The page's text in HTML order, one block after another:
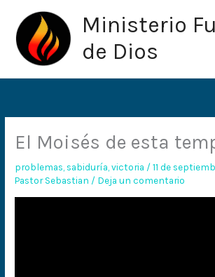
contenido
Ministerio
de Dios
El Moisés de esta
problemas sabiduría ,victoria /11 de
Pastor Sebastian / Deja un comentario